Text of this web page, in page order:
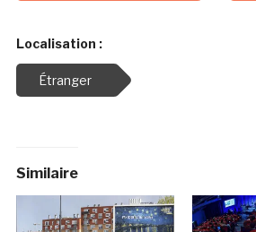
Localisation :
Étranger
Similaire